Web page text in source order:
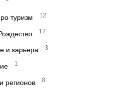
туризм 12
12
и карьера 3
1
регионов 8